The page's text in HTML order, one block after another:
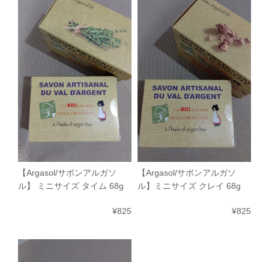
【Argasol/サボンアルガソ
ル】 ミニサイズ タイム 68g
¥825
【Argasol/サボンアルガソ
ル】ミニサイズ クレイ 68g
¥825